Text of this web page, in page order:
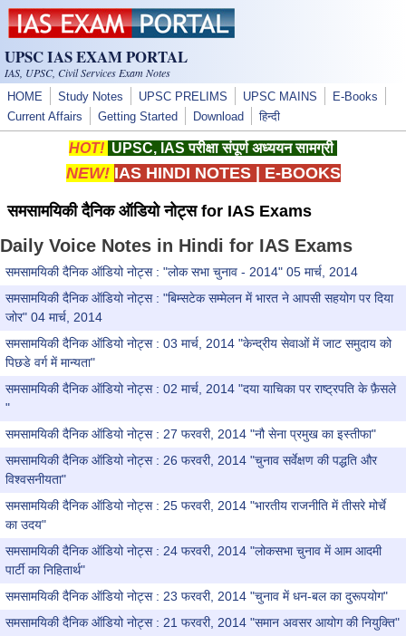
Skip to main content
UPSC IAS EXAM PORTAL
IAS, UPSC, Civil Services Exam Notes
HOME Study Notes UPSC PRELIMS UPSC MAINS
E-Books
Current Affairs
Getting Started Download हिन्दी
HOT! UPSC, IAS परीक्षा संपूर्ण अध्ययन सामग्री
NEW! IAS HINDI NOTES| E-BOOKS
समसामयिकी दैनिक ऑडियो नोट्स for IAS Exams
Daily Voice Notes in Hindi for IAS Exams
समसामयिकी दैनिक ऑडियो नोट्स : "लोक सभा चुनाव - 2014" 05 मार्च, 2014
समसामयिकी दैनिक ऑडियो नोट्स : "बिम्सटेक सम्मेलन में भारत ने आपसी सहयोग पर दिया
जोर" 04 मार्च, 2014
समसामयिकी दैनिक ऑडियो नोट्स : 03 मार्च, 2014 "केन्द्रीय सेवाओं में जाट समुदाय को
पिछडे वर्ग में मान्यता"
समसामयिकी दैनिक ऑडियो नोट्स : 02 मार्च, 2014 "दया याचिका पर राष्ट्रपति के फ़ैसले
"
समसामयिकी दैनिक ऑडियो नोट्स : 27 फरवरी, 2014 "नौ सेना प्रमुख का इस्तीफा"
समसामयिकी दैनिक ऑडियो नोट्स : 26 फरवरी, 2014 "चुनाव सर्वेक्षण की पद्धति और
विश्वसनीयता"
समसामयिकी दैनिक ऑडियो नोट्स : 25 फरवरी, 2014 "भारतीय राजनीति में तीसरे मोर्चे
का उदय"
समसामयिकी दैनिक ऑडियो नोट्स : 24 फरवरी, 2014 "लोकसभा चुनाव में आम आदमी
पार्टी का निहितार्थ"
समसामयिकी दैनिक ऑडियो नोट्स : 23 फरवरी, 2014 "चुनाव में धन-बल का दुरूपयोग"
समसामयिकी दैनिक ऑडियो नोट्स : 21 फरवरी, 2014 "समान अवसर आयोग की नियुक्ति"